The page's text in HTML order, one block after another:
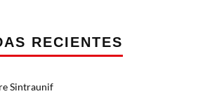
RECIENTES
Sintraunif